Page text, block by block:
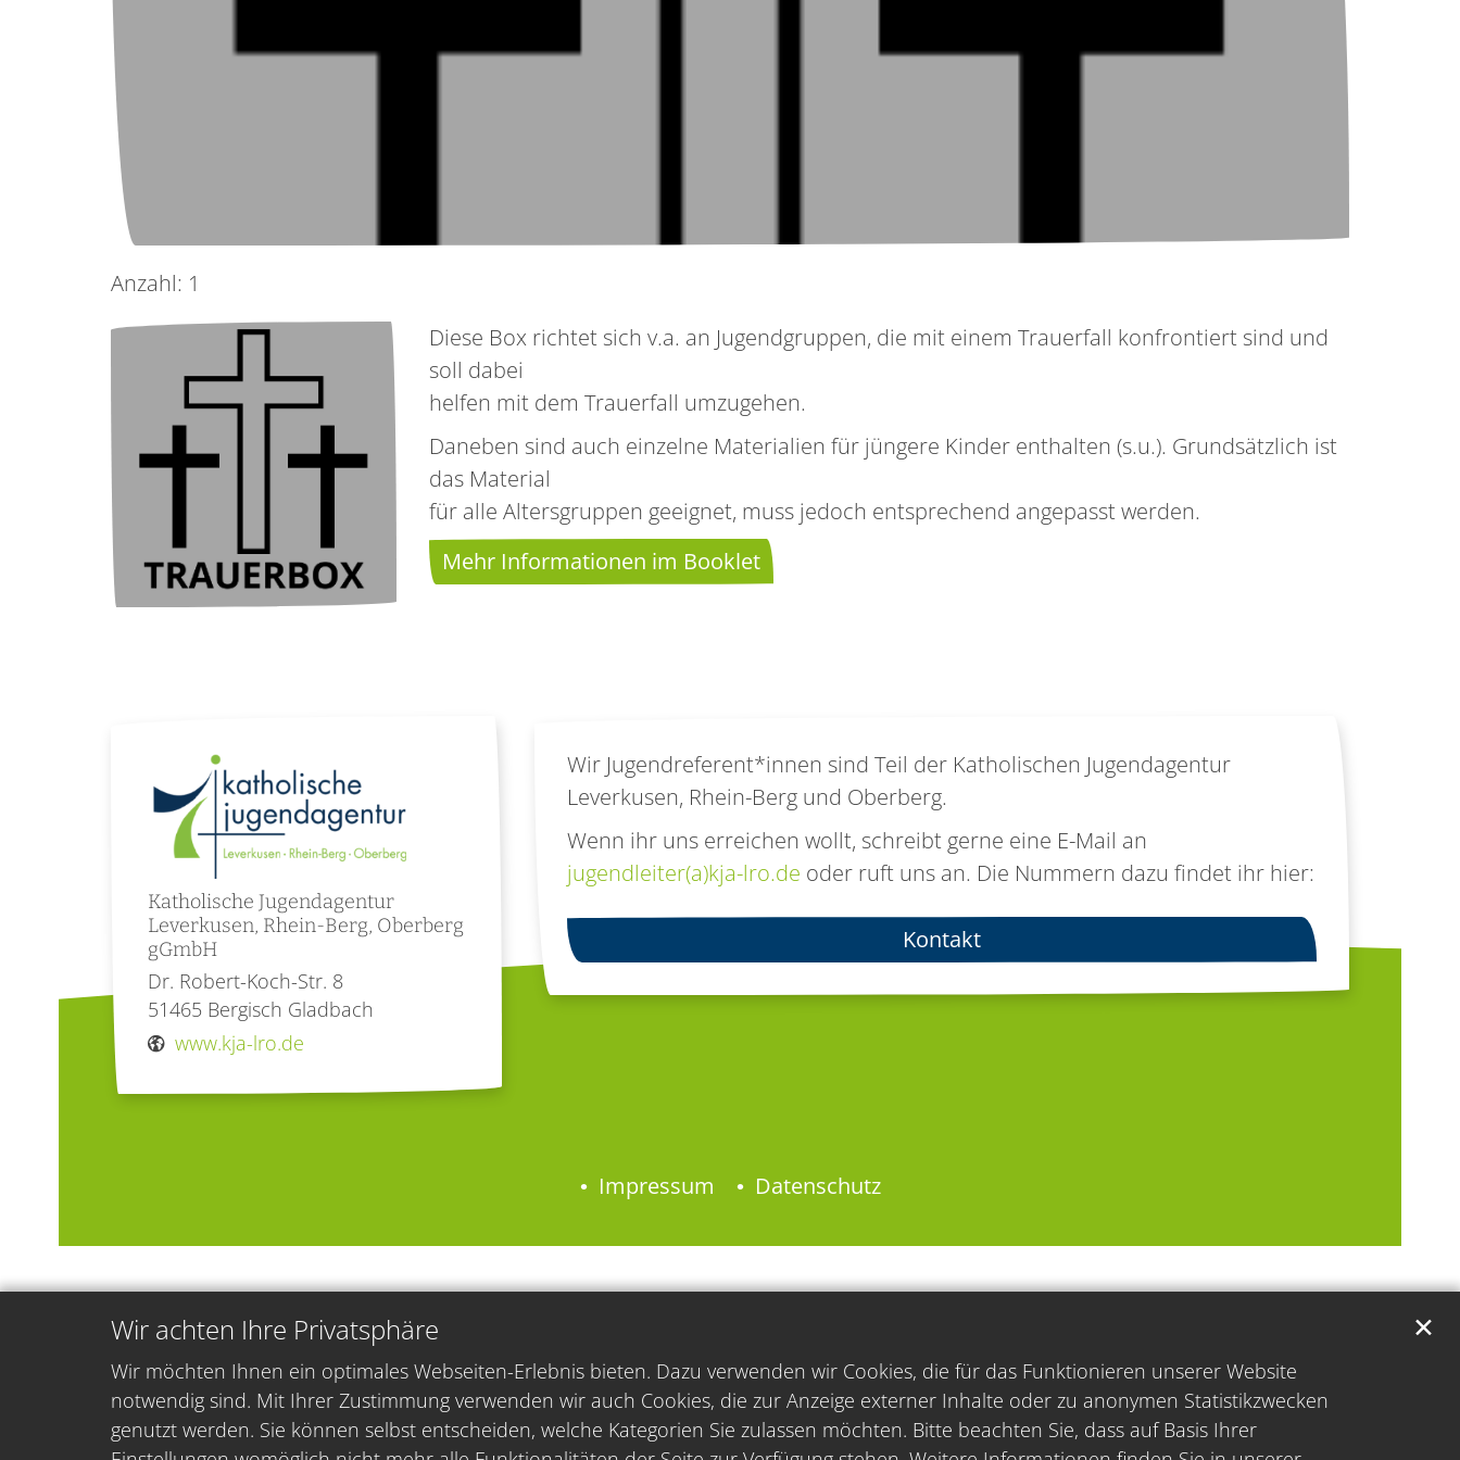
Wir achten Ihre Privatsphäre
Wir möchten Ihnen ein optimales Webseiten-Erlebnis bieten. Dazu verwenden wir Cookies, die für das Funktionieren unserer Website
notwendig sind. Mit Ihrer Zustimmung verwenden wir auch Cookies, die zur Anzeige externer Inhalte oder zu anonymen Statistikzwecken
genutzt werden. Sie können selbst entscheiden, welche Kategorien Sie zulassen möchten. Bitte beachten Sie, dass auf Basis Ihrer
✕
Anzahl: 1
Diese Box richtet sich v.a. an Jugendgruppen, die mit einem Trauerfall konfrontiert sind und
soll dabei
helfen mit dem Trauerfall umzugehen.
Daneben sind auch einzelne Materialien für jüngere Kinder enthalten (s.u.). Grundsätzlich ist
das Material
für alle Altersgruppen geeignet, muss jedoch entsprechend angepasst werden.
Mehr Informationen im Booklet
Wir Jugendreferent*innen sind Teil der Katholischen Jugendagentur
Leverkusen, Rhein-Berg und Oberberg.
Wenn ihr uns erreichen wollt, schreibt gerne eine E-Mail an
jugendleiter(a)kja-lro.de oder ruft uns an. Die Nummern dazu findet ihr hier:
Kontakt
Katholische Jugendagentur
Leverkusen, Rhein-Berg, Oberberg
gGmbH
Dr. Robert-Koch-Str. 8
51465 Bergisch Gladbach
www.kja-lro.de
Impressum Datenschutz